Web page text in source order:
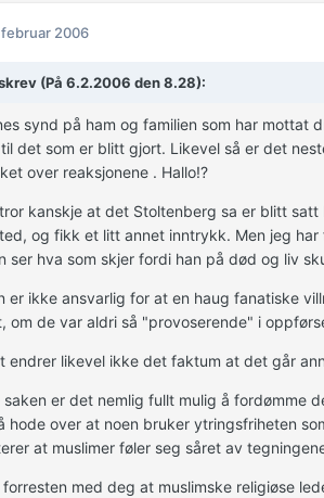
2006
(På 6.2.2006 den 8.28):
synd på ham og familien som har mottat
det som er blitt gjort. Likevel så er det
over reaksjonene . Hallo!?
kanskje at det Stoltenberg sa er blitt
og fikk et litt annet inntrykk. Men jeg
ser hva som skjer fordi han på død og liv
er ikke ansvarlig for at en haug fanatiske
om de var aldri så "provoserende" i
endrer likevel ikke det faktum at det går
saken er det nemlig fullt mulig å fordømme
hode over at noen bruker ytringsfriheten
at muslimer føler seg såret av
forresten med deg at muslimske religiøse